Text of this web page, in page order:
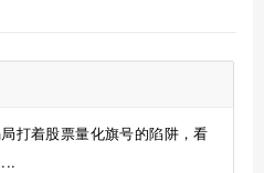
打着股票量化旗号的陷阱，看